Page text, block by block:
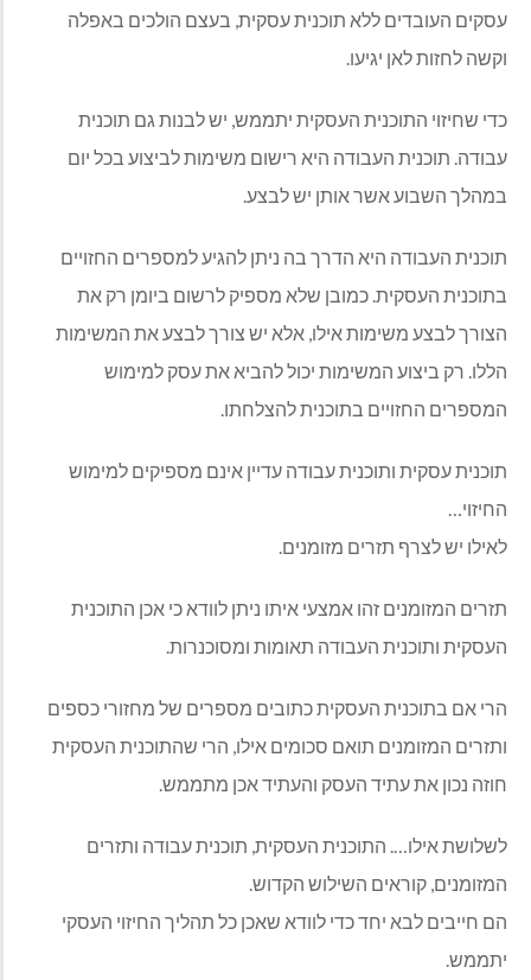
עסקים העובדים ללא תוכנית עסקית, בעצם הולכים באפלה
וקשה לחזות לאן יגיעו.
כדי שחיזוי התוכנית העסקית יתממש, יש לבנות גם תוכנית
עבודה. תוכנית העבודה היא רישום משימות לביצוע בכל יום
במהלך השבוע אשר אותן יש לבצע.
תוכנית העבודה היא הדרך בה ניתן להגיע למספרים החזויים
בתוכנית העסקית. כמובן שלא מספיק לרשום ביומן רק את
הצורך לבצע משימות אילו, אלא יש צורך לבצע את המשימות
הללו. רק ביצוע המשימות יכול להביא את עסק למימוש
המספרים החזויים בתוכנית להצלחתו.
תוכנית עסקית ותוכנית עבודה עדיין אינם מספיקים למימוש
החיזוי…
לאילו יש לצרף תזרים מזומנים.
תזרים המזומנים זהו אמצעי איתו ניתן לוודא כי אכן התוכנית
העסקית ותוכנית העבודה תאומות ומסוכנרות.
הרי אם בתוכנית העסקית כתובים מספרים של מחזורי כספים
ותזרים המזומנים תואם סכומים אילו, הרי שהתוכנית העסקית
חוזה נכון את עתיד העסק והעתיד אכן מתממש.
לשלושת אילו…. התוכנית העסקית, תוכנית עבודה ותזרים
המזומנים, קוראים השילוש הקדוש.
הם חייבים לבא יחד כדי לוודא שאכן כל תהליך החיזוי העסקי
יתממש.